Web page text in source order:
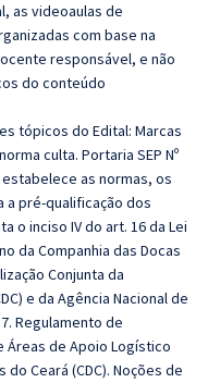
as videoaulas de
com base na
responsável, e não
do conteúdo
tópicos do Edital: Marcas
culta. Portaria SEP Nº
estabelece as normas, os
pré-qualificação dos
o inciso IV do art. 16 da Lei
da Companhia das Docas
Conjunta da
e da Agência Nacional de
Regulamento de
Áreas de Apoio Logístico
Ceará (CDC). Noções de